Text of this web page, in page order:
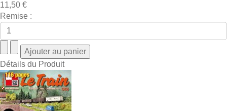
11,50 €
Remise :
Détails du Produit